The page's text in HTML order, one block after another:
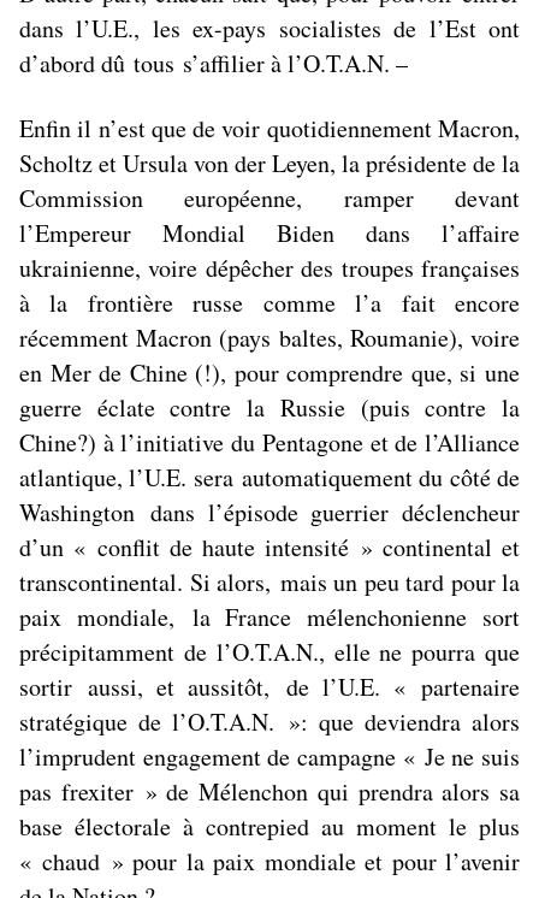
dans l’U.E., les ex-pays socialistes de l’Est ont
d’abord dû tous s’affilier à l’O.T.A.N. –
Enfin il n’est que de voir quotidiennement Macron,
Scholtz et Ursula von der Leyen, la présidente de la
Commission européenne, ramper devant
l’Empereur Mondial Biden dans l’affaire
ukrainienne, voire dépêcher des troupes françaises
à la frontière russe comme l’a fait encore
récemment Macron (pays baltes, Roumanie), voire
en Mer de Chine (!), pour comprendre que, si une
guerre éclate contre la Russie (puis contre la
Chine?) à l’initiative du Pentagone et de l’Alliance
atlantique, l’U.E. sera automatiquement du côté de
Washington dans l’épisode guerrier déclencheur
d’un « conflit de haute intensité » continental et
transcontinental. Si alors, mais un peu tard pour la
paix mondiale, la France mélenchonienne sort
précipitamment de l’O.T.A.N., elle ne pourra que
sortiraussi, et aussitôt, de l’U.E. « partenaire
stratégique de l’O.T.A.N. »: que deviendra alors
l’imprudent engagement de campagne « Je ne suis
pas frexiter» de Mélenchon qui prendra alors sa
base électorale à contrepied au moment le plus
« chaud » pour la paix mondiale et pour l’avenir